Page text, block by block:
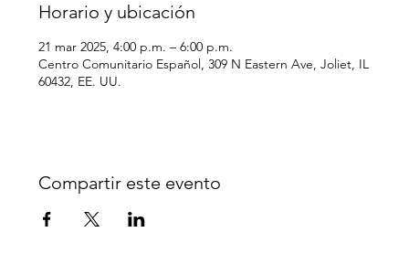
Horario y ubicación
21 mar 2025, 4:00 p.m. – 6:00 p.m.
Centro Comunitario Español, 309 N Eastern Ave, Joliet, IL
60432, EE. UU.
Compartir este evento